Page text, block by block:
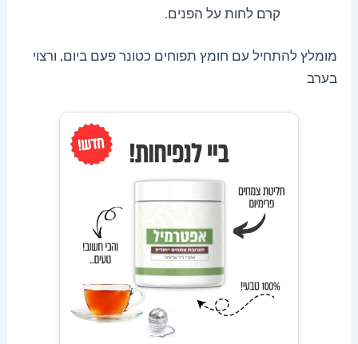
קרם לחות על הפנים.
מומלץ להתחיל עם חומץ תפוחים כטונר פעם ביום, ורצוי
בערב